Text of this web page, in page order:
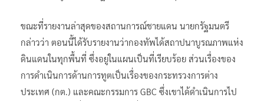
ขณะที่รายงานล่าสุดของสถานการณ์ชายแดน นายกรัฐมนตรี
กล่าวว่า ตอนนี้ได้รับรายงานว่ากองทัพได้สถาปนาบูรณภาพแห่ง
ดินแดนในทุกพื้นที่ ซึ่งอยู่ในแผนเป็นที่เรียบร้อย ส่วนเรื่องของ
การดำเนินการด้านการทูตเป็นเรื่องของกระทรวงการต่าง
ประเทศ (กต.) และคณะกรรมการ GBC ซึ่งเขาได้ดำเนินการไป